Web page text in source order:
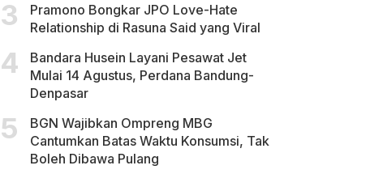
Pramono Bongkar JPO Love-Hate
Relationship di Rasuna Said yang Viral
Bandara Husein Layani Pesawat Jet
Mulai 14 Agustus, Perdana Bandung-
Denpasar
BGN Wajibkan Ompreng MBG
Cantumkan Batas Waktu Konsumsi, Tak
Boleh Dibawa Pulang